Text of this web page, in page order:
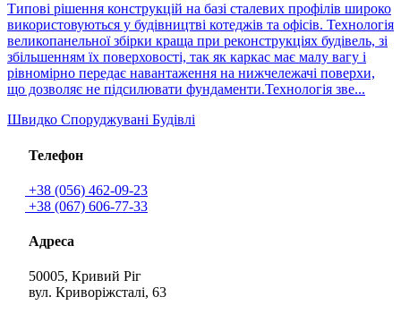
Типові рішення конструкцій на базі сталевих профілів широко
використовуються у будівництві котеджів та офісів. Технологія
великопанельної збірки краща при реконструкціях будівель, зі
збільшенням їх поверховості, так як каркас має малу вагу і
рівномірно передає навантаження на нижчележачі поверхи,
що дозволяє не підсилювати фундаменти.Технологія зве...
Швидко Споруджувані Будівлі
Телефон
+38 (056) 462-09-23
+38 (067) 606-77-33
Адреса
50005, Кривий Ріг
вул. Криворіжсталі, 63